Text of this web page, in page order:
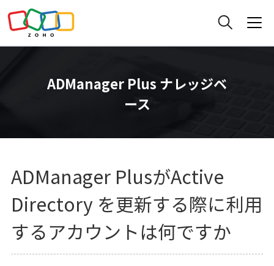
ADManager Plus ナレッジベ
ース
ADManager PlusがActive
Directory を更新する際に利用
するアカウントは何ですか